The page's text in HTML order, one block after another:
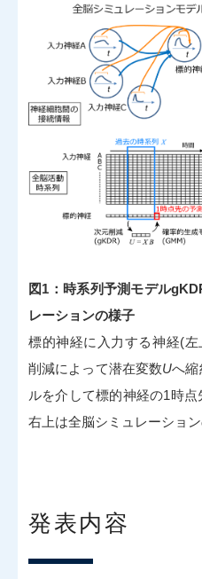
図1：時系列予測モデル
レーションの様子
標的神経に入力する神経(
削減によって潜在変数Uへ縮
ルを介して標的神経の1時点
右上は全脳シミュレーション
発表内容